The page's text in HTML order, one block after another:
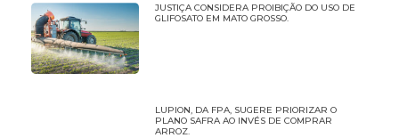
JUSTIÇA CONSIDERA PROIBIÇÃO DO USO DE
GLIFOSATO EM MATO GROSSO.
LUPION, DA FPA, SUGERE PRIORIZAR O
PLANO SAFRA AO INVÉS DE COMPRAR
ARROZ.